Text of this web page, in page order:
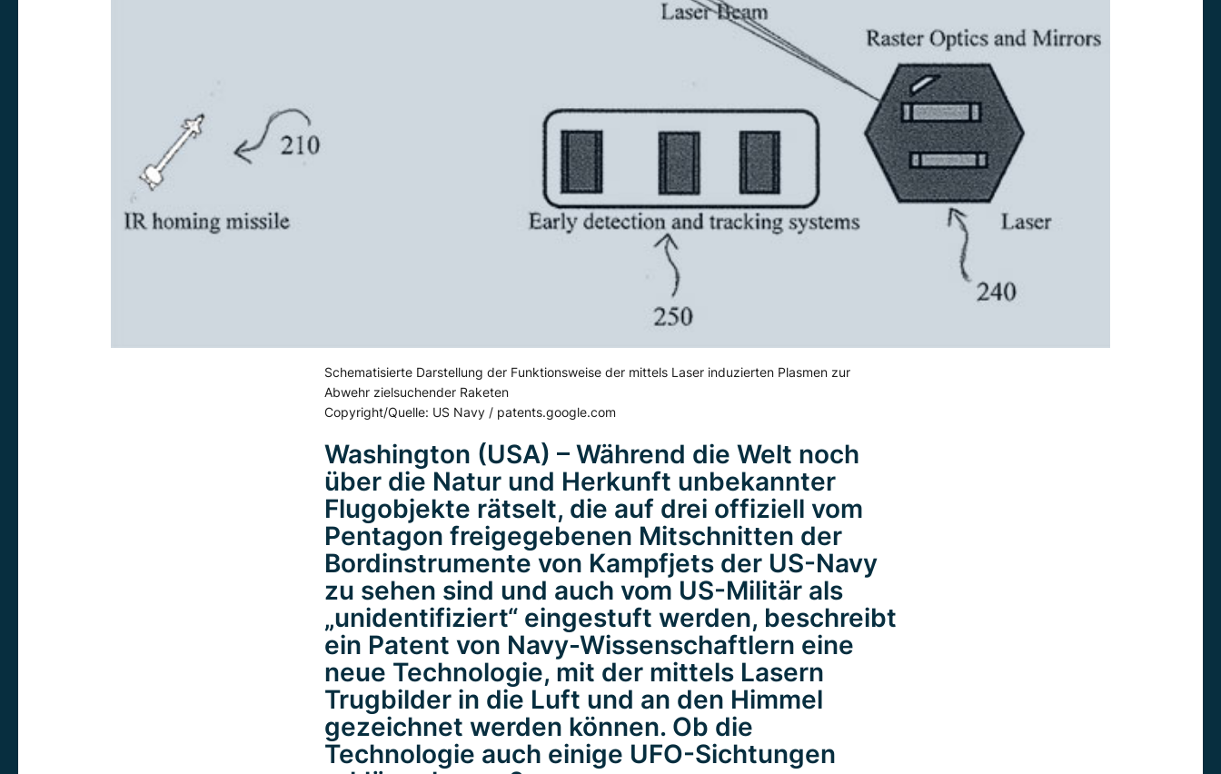
Schematisierte Darstellung der Funktionsweise der mittels Laser induzierten Plasmen zur
Abwehr zielsuchender Raketen
Copyright/Quelle: US Navy / patents.google.com
Washington (USA) – Während die Welt noch
über die Natur und Herkunft unbekannter
Flugobjekte rätselt, die auf drei offiziell vom
Pentagon freigegebenen Mitschnitten der
Bordinstrumente von Kampfjets der US-Navy
zu sehen sind und auch vom US-Militär als
„unidentifiziert“ eingestuft werden, beschreibt
ein Patent von Navy-Wissenschaftlern eine
neue Technologie, mit der mittels Lasern
Trugbilder in die Luft und an den Himmel
gezeichnet werden können. Ob die
Technologie auch einige UFO-Sichtungen